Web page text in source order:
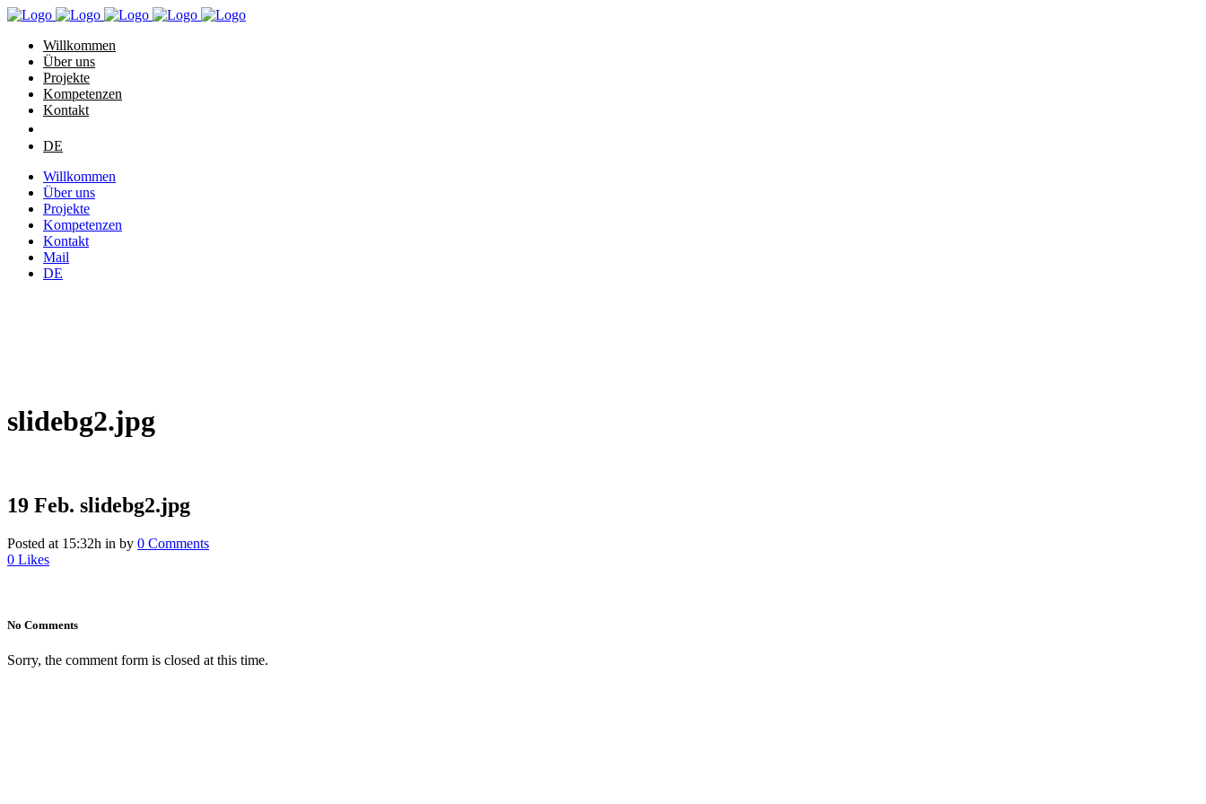
Willkommen
Über uns
Projekte
Kompetenzen
Kontakt
DE
Willkommen
Über uns
Projekte
Kompetenzen
Kontakt
Mail
DE
slidebg2.jpg
19 Feb. slidebg2.jpg
Posted at 15:32h in by 0 Comments
0 Likes
No Comments
Sorry, the comment form is closed at this time.